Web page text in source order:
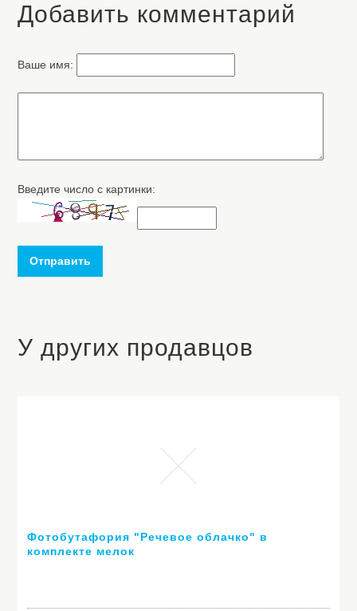
Добавить комментарий
Ваше имя:
Введите число с картинки:
Отправить
У других продавцов
Фотобутафория "Речевое облачко" в
комплекте мелок